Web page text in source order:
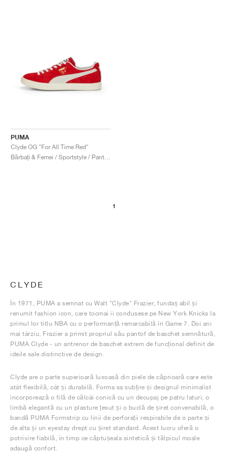
PUMA
Clyde OG "For All Time Red"
1
CLYDE
În 1971, PUMA a semnat cu Walt "Clyde" Frazier, fundaș abil și
renumit fashion icon, care tocmai îi condusese pe New York Knicks la
primul lor titlu NBA cu o performanță remarcabilă în Game 7. Doi ani
mai târziu, Frazier a primit propriul său pantof de baschet semnătură,
PUMA Clyde - un antrenor de baschet extrem de funcțional definit de
ideile sale distinctive de design.
Clyde are o parte superioară luxoasă din piele de căprioară care este
atât flexibilă, cât și durabilă. Forma sa subțire și designul minimalist
încorporează o filă de călcâi conică cu un decupaj pe patru laturi, o
limbă elegantă cu un plasture țesut și o buclă de șiret convenabilă, o
bandă PUMA Formstrip cu linii de perforații respirabile de o parte și
de alta și un eyestay drept cu șiret standard. Acest lucru oferă o
potrivire fiabilă, în timp ce căptușeala sintetică și tălpicul moale
adaugă confort.